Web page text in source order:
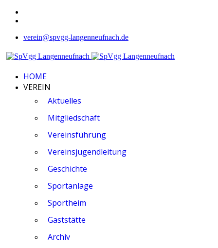
verein@spvgg-langenneufnach.de
HOME
VEREIN
Aktuelles
Mitgliedschaft
Vereinsführung
Vereinsjugendleitung
Geschichte
Sportanlage
Sportheim
Gaststätte
Archiv